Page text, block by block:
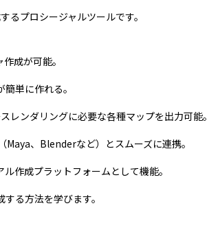
プロシージャルツールです。
成が可能。
単に作れる。
ンダリングに必要な各種マップを出力可能。
、Blenderなど）とスムーズに連携。
作成プラットフォームとして機能。
る方法を学びます。